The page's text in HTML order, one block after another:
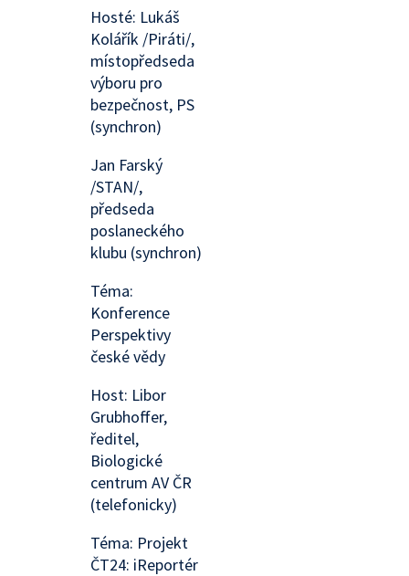
Hosté: Lukáš
Kolářík /Piráti/,
místopředseda
výboru pro
bezpečnost, PS
(synchron)
Jan Farský
/STAN/,
předseda
poslaneckého
klubu (synchron)
Téma:
Konference
Perspektivy
české vědy
Host: Libor
Grubhoffer,
ředitel,
Biologické
centrum AV ČR
(telefonicky)
Téma: Projekt
ČT24: iReportér